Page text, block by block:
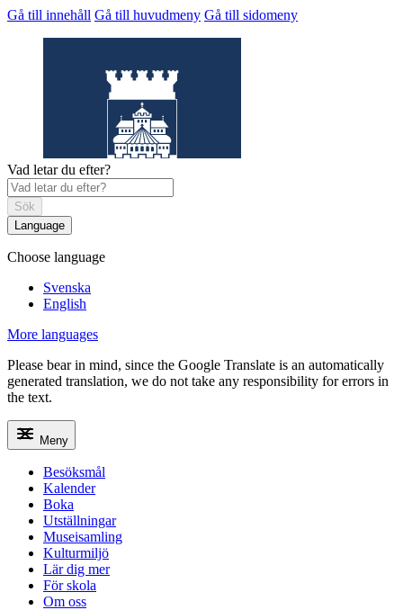
Gå till innehåll Gå till huvudmeny Gå till sidomeny
Helsingborgs museum
Vad letar du efter?
Sök
Language
Choose language
Svenska
English
More languages
Please bear in mind, since the Google Translate is an automatically
generated translation, we do not take any responsibility for errors in
the text.
Meny
Besöksmål
Kalender
Boka
Utställningar
Museisamling
Kulturmiljö
Lär dig mer
För skola
Om oss